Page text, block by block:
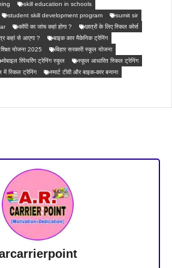
skill education in schools
student skill development program
sumit sir
कॉपी का जांच कहां होगा ?
छात्रों के लिए स्किल कोर्स
कहां से आएगा ?
बाइक कार मैकेनिक ट्रेनिंग
शिक्षा योजना 2025
बिहार सरकारी स्कूल योजना
मोबाइल रिपेयरिंग ट्रेनिंग स्कूल
स्कूल आधारित स्किल ट्रेनिंग
में स्किल ट्रेनिंग
स्मार्ट टीवी और बाइक-कार बनाना